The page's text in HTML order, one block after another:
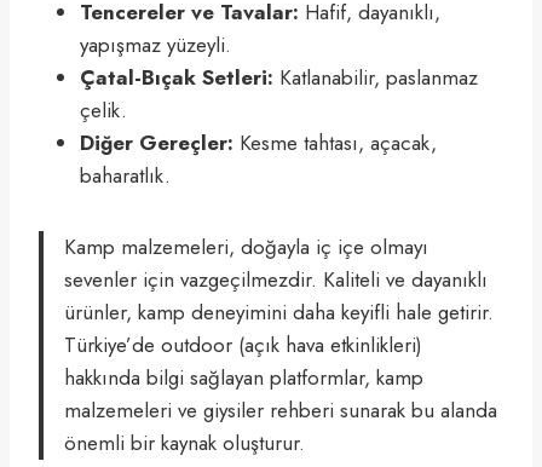
Tencereler ve Tavalar: Hafif, dayanıklı,
yapışmaz yüzeyli.
Çatal-Bıçak Setleri: Katlanabilir, paslanmaz
çelik.
Diğer Gereçler: Kesme tahtası, açacak,
baharatlık.
Kamp malzemeleri, doğayla iç içe olmayı
sevenler için vazgeçilmezdir. Kaliteli ve dayanıklı
ürünler, kamp deneyimini daha keyifli hale getirir.
Türkiye’de outdoor (açık hava etkinlikleri)
hakkında bilgi sağlayan platformlar, kamp
malzemeleri ve giysiler rehberi sunarak bu alanda
önemli bir kaynak oluşturur.